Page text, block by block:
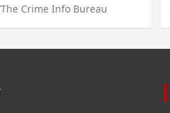
The Crime Info Bureau